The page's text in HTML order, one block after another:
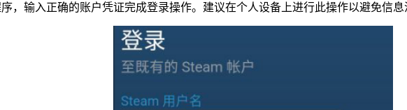
，输入正确的账户凭证完成登录操作。建议在个人设备上进行此操作以避免信